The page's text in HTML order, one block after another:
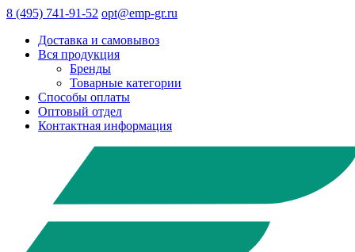
8 (495) 741-91-52 opt@emp-gr.ru
Доставка и самовывоз
Вся продукция
Бренды
Товарные категории
Способы оплаты
Оптовый отдел
Контактная информация